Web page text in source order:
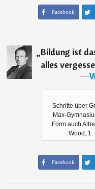
Facebook
„Bildung ist
alles
―
Schritte über
Max-
Form auch
Wood, 1.
Facebook